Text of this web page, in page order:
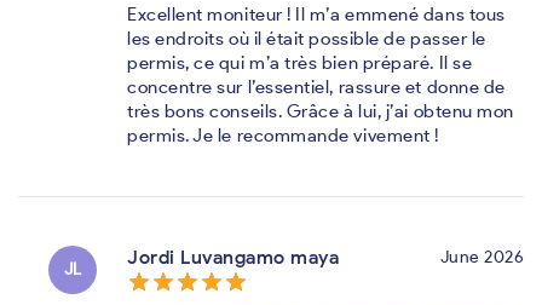
Excellent moniteur ! Il m’a emmené dans tous
les endroits où il était possible de passer le
permis, ce qui m’a très bien préparé. Il se
concentre sur l’essentiel, rassure et donne de
très bons conseils. Grâce à lui, j’ai obtenu mon
permis. Je le recommande vivement !
JL
Jordi Luvangamo maya
star_border
star star_border
star star_border
star star_border
star star_border
star
June 2026